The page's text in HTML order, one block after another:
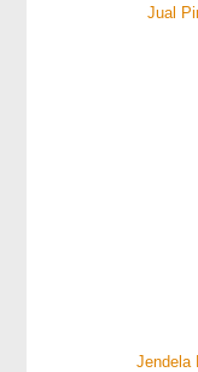
Jual
Jendela